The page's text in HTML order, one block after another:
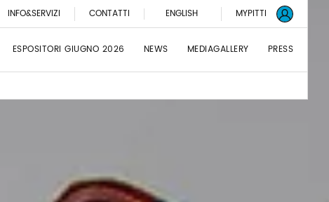
INFO&SERVIZI CONTATTI ENGLISH MYPITTI
ESPOSITORI GIUGNO 2026 NEWS MEDIAGALLERY PRESS